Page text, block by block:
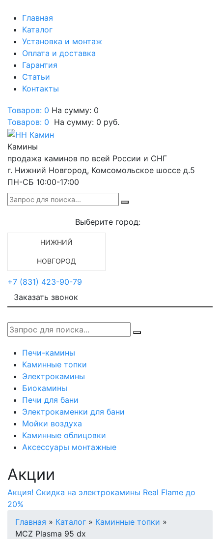
Главная
Каталог
Установка и монтаж
Оплата и доставка
Гарантия
Статьи
Контакты
Товаров: 0 На сумму: 0
Товаров: 0 На сумму: 0 руб.
Камины
продажа каминов по всей России и СНГ
г. Нижний Новгород, Комсомольское шоссе д.5
ПН-СБ 10:00-17:00
Выберите город:
НИЖНИЙ
НОВГОРОД
+7 (831) 423-90-79
Заказать звонок
Печи-камины
Каминные топки
Электрокамины
Биокамины
Печи для бани
Электрокаменки для бани
Мойки воздуха
Каминные облицовки
Аксессуары монтажные
Акции
Акция! Скидка на электрокамины Real Flame до
20%
Главная » Каталог » Каминные топки »
MCZ Plasma 95 dx